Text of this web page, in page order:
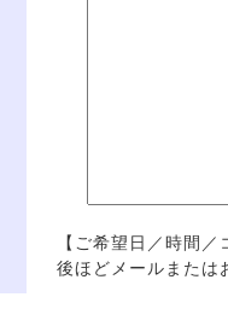
【ご希望日／時間
後ほどメールまたは